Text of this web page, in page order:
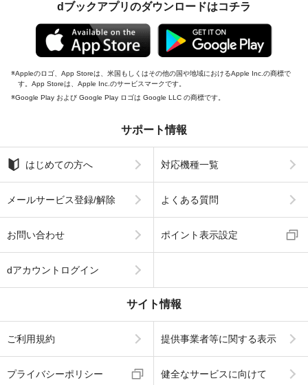
dブックアプリのダウンロードはコチラ
Appleのロゴ、App Storeは、米国もしくはその他の国や地域におけるApple Inc.の商標で
す。App Storeは、Apple Inc.のサービスマークです。
Google Play および Google Play ロゴは Google LLC の商標です。
サポート情報
はじめての方へ 対応機種一覧
メールサービス登録/解除 よくある質問
お問い合わせ ポイント表示設定
dアカウントログイン
サイト情報
ご利用規約 提供事業者等に関する表示
プライバシーポリシー 健全なサービスに向けて